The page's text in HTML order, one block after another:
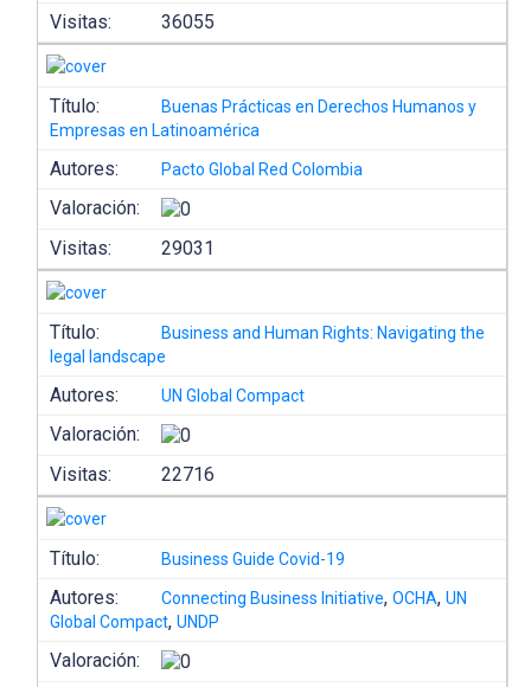
Visitas:
36055
Título:
Buenas Prácticas en Derechos Humanos y
Empresas en Latinoamérica
Autores: Pacto Global Red Colombia
Valoración:
Visitas:
29031
Título:
Business and Human Rights: Navigating the
legal landscape
Autores: UN Global Compact
Valoración:
Visitas:
22716
Título: Business Guide Covid-19
Autores: Connecting Business Initiative,OCHA,UN
Global Compact,UNDP
Valoración: